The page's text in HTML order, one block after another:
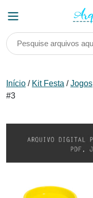
Início / Kit Festa /Jogos
#3